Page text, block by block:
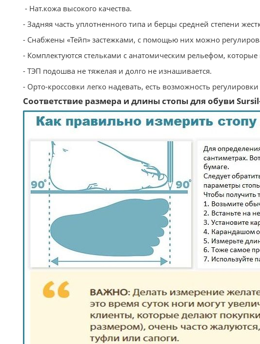
- Нат.кожа высокого качества.
- Задняя часть уплотненного типа и берцы средней степени
- Снабжены «Тейп» застежками, с помощью них можно
- Комплектуются стельками с анатомическим рельефом,
- ТЭП подошва не тяжелая и долго не изнашивается.
- Орто-кроссовки легко надевать, есть возможность
Соответствие размера и длины стопы для обуви